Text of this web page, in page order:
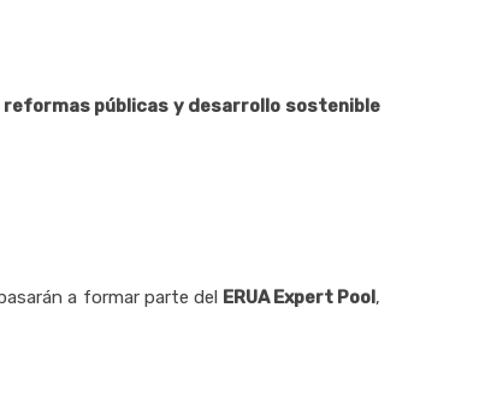
públicas y desarrollo sostenible
a formar parte del ERUA Expert Pool,